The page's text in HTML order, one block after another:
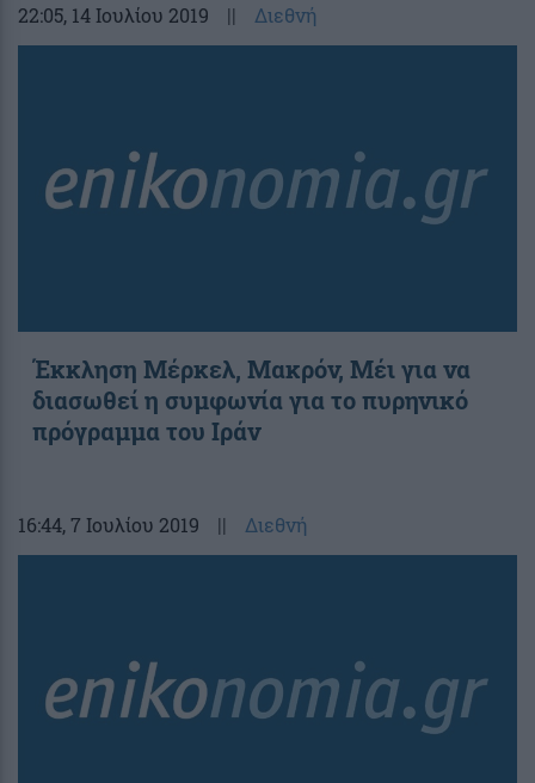
22:05, 14 Ιουλίου 2019 || Διεθνή
Έκκληση Μέρκελ, Μακρόν, Μέι για να
διασωθεί η συμφωνία για το πυρηνικό
πρόγραμμα του Ιράν
16:44, 7 Ιουλίου 2019 || Διεθνή